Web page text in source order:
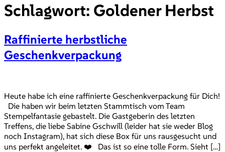
Schlagwort: Goldener Herbst
Raffinierte herbstliche
Geschenkverpackung
Heute habe ich eine raffinierte Geschenkverpackung für Dich!
Die haben wir beim letzten Stammtisch vom Team
Stempelfantasie gebastelt. Die Gastgeberin des letzten
Treffens, die liebe Sabine Gschwill (leider hat sie weder Blog
noch Instagram), hat sich diese Box für uns rausgesucht und
uns perfekt angeleitet. ❤️ Das ist so eine tolle Form. Sieht […]